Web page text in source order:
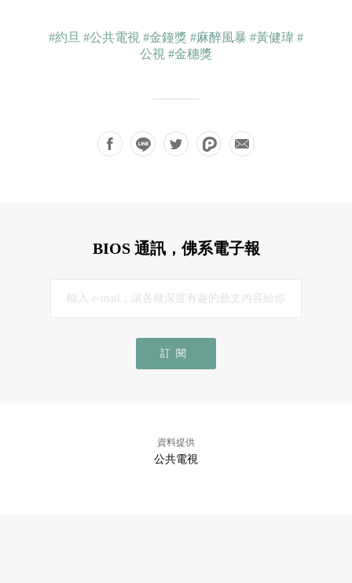
#約旦 #公共電視 #金鐘獎 #麻醉風暴 #黃健瑋 #
公視 #金穗獎
BIOS 通訊，佛系電子報
訂閱
資料提供
公共電視